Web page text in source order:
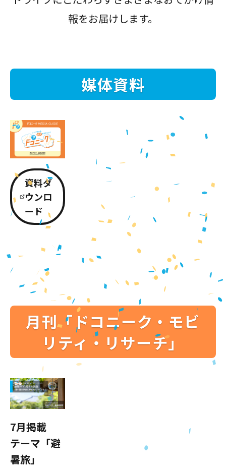
報をお届けします。
媒体資料
資料ダ
ウンロ
ード
月刊「ドコニーク・モビ
リティ・リサーチ」
7月掲載
テーマ「避
暑旅」